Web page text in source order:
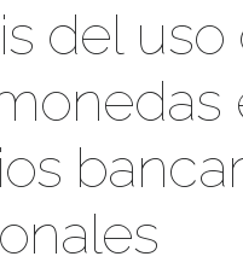
del uso